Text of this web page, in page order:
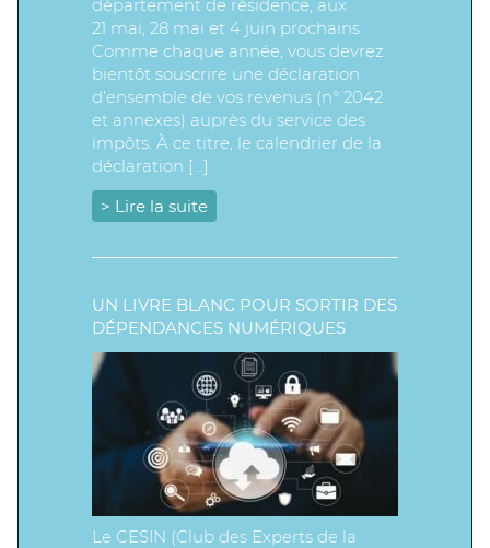
département de résidence, aux
21 mai, 28 mai et 4 juin prochains.
Comme chaque année, vous devrez
bientôt souscrire une déclaration
d’ensemble de vos revenus (n° 2042
et annexes) auprès du service des
impôts. À ce titre, le calendrier de la
déclaration […]
> Lire la suite
UN LIVRE BLANC POUR SORTIR DES
DÉPENDANCES NUMÉRIQUES
Le CESIN (Club des Experts de la